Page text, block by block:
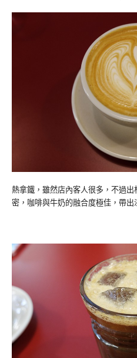
熱拿鐵，雖然店內客人很多，不過
密，咖啡與牛奶的融合度極佳，帶出